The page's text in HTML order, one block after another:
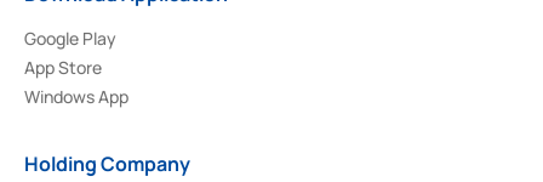
Google Play
App Store
Windows App
Holding Company